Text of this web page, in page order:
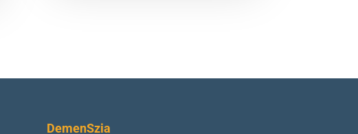
DemenSzia